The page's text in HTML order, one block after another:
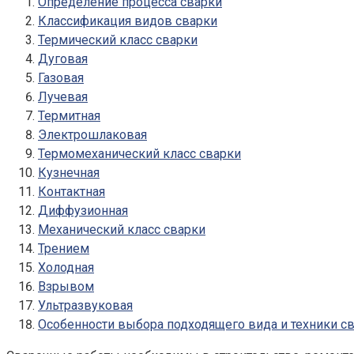
Классификация видов сварки
Термический класс сварки
Дуговая
Газовая
Лучевая
Термитная
Электрошлаковая
Термомеханический класс сварки
Кузнечная
Контактная
Диффузионная
Механический класс сварки
Трением
Холодная
Взрывом
Ультразвуковая
Особенности выбора подходящего вида и техники